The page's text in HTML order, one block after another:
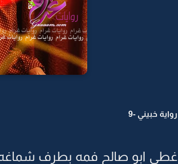
رواية خبيني -9
غطى ابو صالح فمه بطرف شماغه